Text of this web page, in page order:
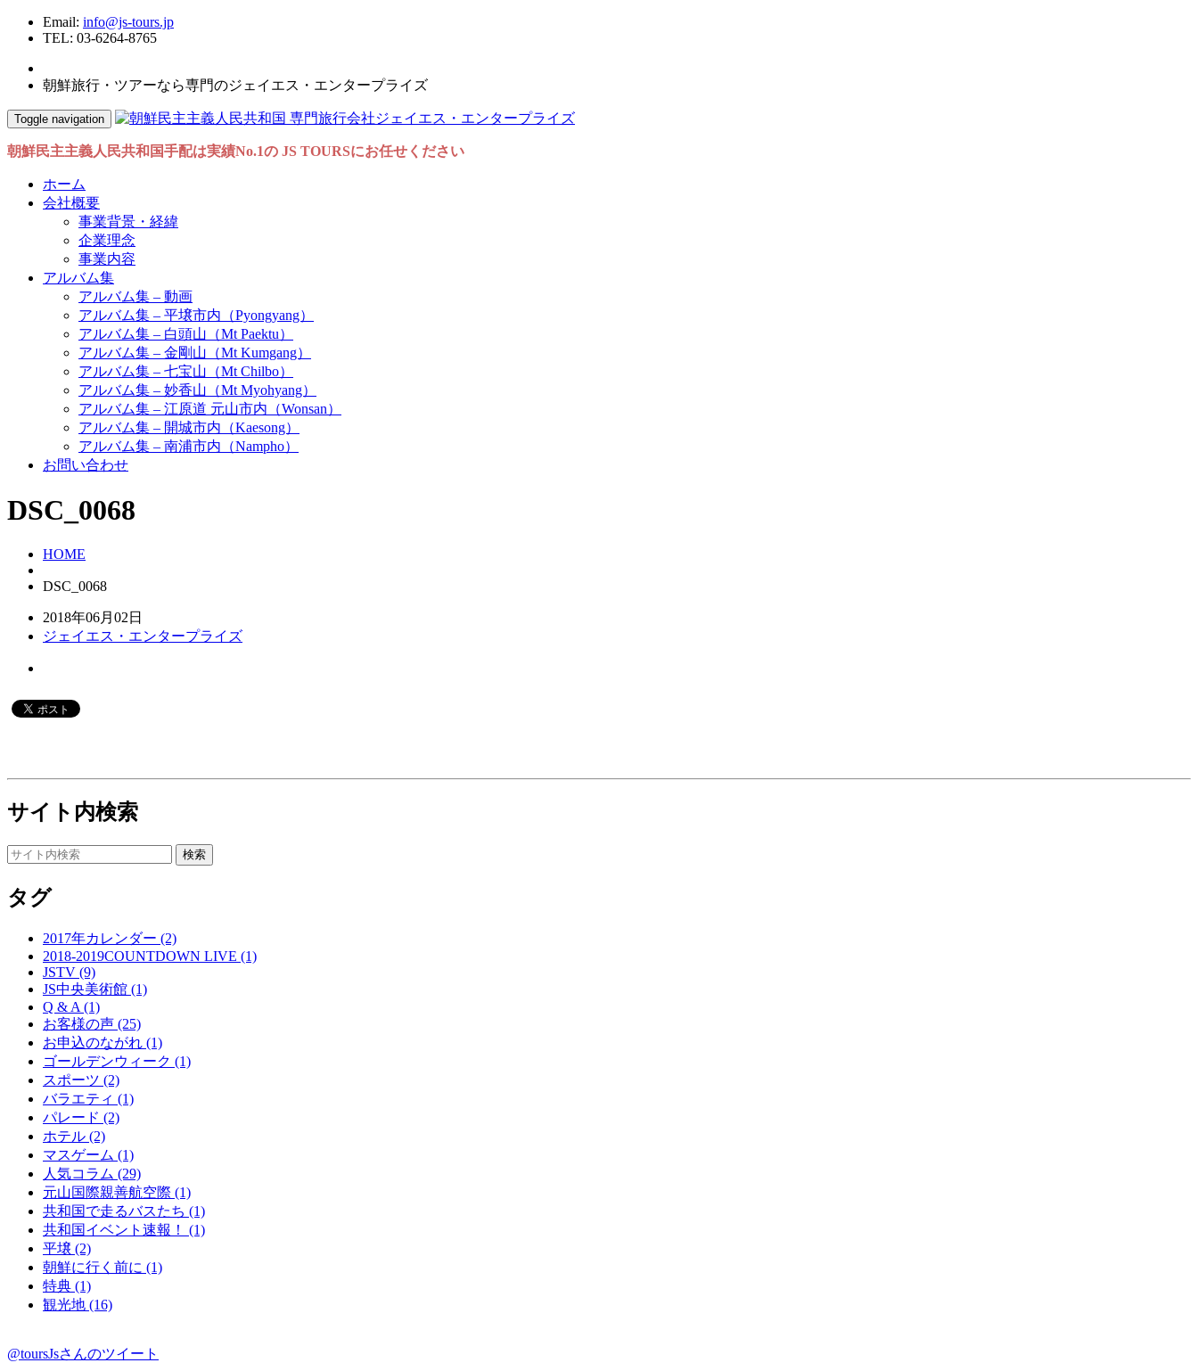
Email: info@js-tours.jp
TEL: 03-6264-8765
朝鮮旅行・ツアーなら専門のジェイエス・エンタープライズ
Toggle navigation
朝鮮民主主義人民共和国手配は実績No.1の JS TOURSにお任せください
ホーム
会社概要
事業背景・経緯
企業理念
事業内容
アルバム集
アルバム集 – 動画
アルバム集 – 平壌市内（Pyongyang）
アルバム集 – 白頭山（Mt Paektu）
アルバム集 – 金剛山（Mt Kumgang）
アルバム集 – 七宝山（Mt Chilbo）
アルバム集 – 妙香山（Mt Myohyang）
アルバム集 – 江原道 元山市内（Wonsan）
アルバム集 – 開城市内（Kaesong）
アルバム集 – 南浦市内（Nampho）
お問い合わせ
DSC_0068
HOME
DSC_0068
2018年06月02日
ジェイエス・エンタープライズ
サイト内検索
タグ
2017年カレンダー (2)
2018-2019COUNTDOWN LIVE (1)
JSTV (9)
JS中央美術館 (1)
Q & A (1)
お客様の声 (25)
お申込のながれ (1)
ゴールデンウィーク (1)
スポーツ (2)
バラエティ (1)
パレード (2)
ホテル (2)
マスゲーム (1)
人気コラム (29)
元山国際親善航空際 (1)
共和国で走るバスたち (1)
共和国イベント速報！ (1)
平壌 (2)
朝鮮に行く前に (1)
特典 (1)
観光地 (16)
@toursJsさんのツイート